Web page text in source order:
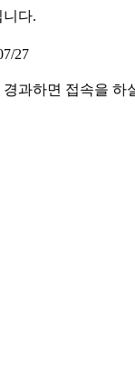
다.
27
과하면 접속을 하